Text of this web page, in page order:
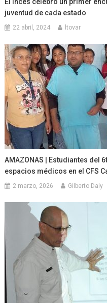
juventud de cada estado
22 abril, 2024 ltovar
AMAZONAS | Estudiantes del
espacios médicos en el CFS
2 marzo, 2026 Gilberto Daly